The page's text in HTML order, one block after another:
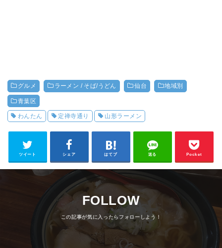
グルメ ラーメン / そば/うどん 仙台 地域別
青葉区
わんたん 定禅寺通り 山形ラーメン
ツイート シェア はてブ 送る Pocket
FOLLOW